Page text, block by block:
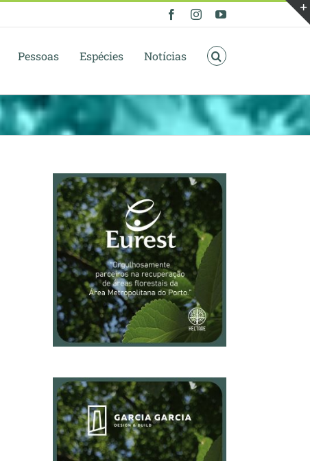
FacebookInstagramYouTube
Pessoas Espécies Notícias